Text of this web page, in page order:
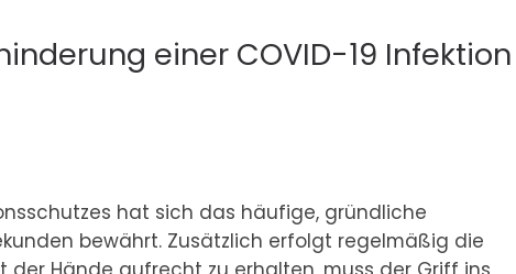
einer COVID-19 Infektion
hat sich das häufige, gründliche
bewährt. Zusätzlich erfolgt regelmäßig die